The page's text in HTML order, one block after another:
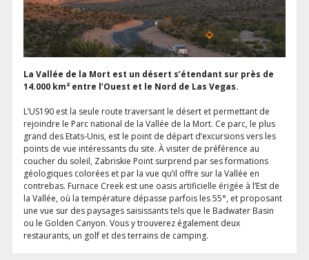
La Vallée de la Mort est un désert s’étendant sur près de
14.000 km² entre l’Ouest et le Nord de Las Vegas.
L’US190 est la seule route traversant le désert et permettant de
rejoindre le Parc national de la Vallée de la Mort. Ce parc, le plus
grand des Etats-Unis, est le point de départ d’excursions vers les
points de vue intéressants du site. À visiter de préférence au
coucher du soleil, Zabriskie Point surprend par ses formations
géologiques colorées et par la vue qu’il offre sur la Vallée en
contrebas. Furnace Creek est une oasis artificielle érigée à l’Est de
la Vallée, où la température dépasse parfois les 55°, et proposant
une vue sur des paysages saisissants tels que le Badwater Basin
ou le Golden Canyon. Vous y trouverez également deux
restaurants, un golf et des terrains de camping.